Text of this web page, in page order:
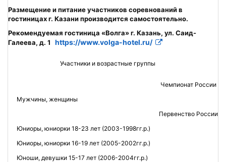
Размещение и питание участников соревнований в
гостиницах г. Казани производится самостоятельно.
Рекомендуемая гостиница «Волга» г. Казань, ул. Саид-
Галеева, д. 1 https://www.volga-hotel.ru/
Участники и возрастные группы
Чемпионат России
Мужчины, женщины
Первенство России
Юниоры, юниорки 18-23 лет (2003-1998гг.р.)
Юниоры, юниорки 16-19 лет (2005-2002гг.р.)
Юноши, девушки 15-17 лет (2006-2004гг.р.)